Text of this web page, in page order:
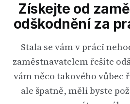
Získejte od
odškodnění za
Stala se vám v práci
zaměstnavatelem řešíte
vám něco takového vůbec
ale špatně, měli byste